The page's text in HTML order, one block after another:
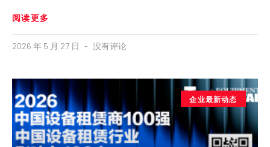
阅读更多
2026 年 5 月 27 日 没有评论
企业最新动态